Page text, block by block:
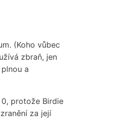
(Koho vůbec
zbraň, jen
a
protože Birdie
za její